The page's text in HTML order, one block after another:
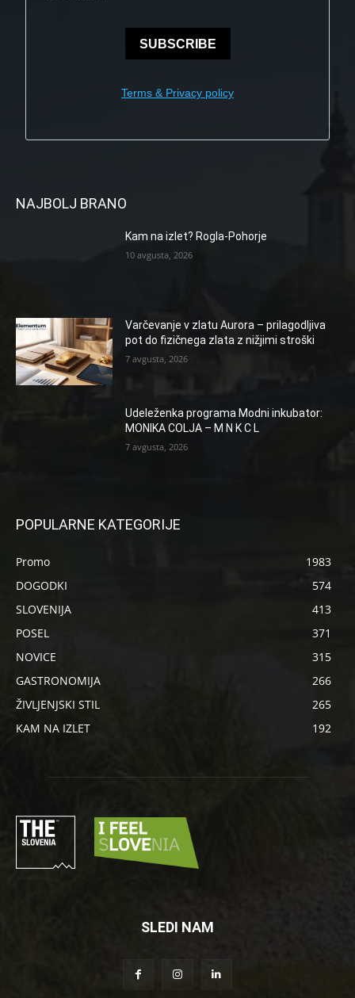
SUBSCRIBE
Terms & Privacy policy
NAJBOLJ BRANO
Kam na izlet? Rogla-Pohorje
10 avgusta, 2026
Varčevanje v zlatu Aurora – prilagodljiva
pot do fizičnega zlata z nižjimi stroški
7 avgusta, 2026
Udeleženka programa Modni inkubator:
MONIKA COLJA – M N K C L
7 avgusta, 2026
POPULARNE KATEGORIJE
Promo
1983
DOGODKI
574
SLOVENIJA
413
POSEL
371
NOVICE
315
GASTRONOMIJA
266
ŽIVLJENJSKI STIL
265
KAM NA IZLET
192
SLEDI NAM